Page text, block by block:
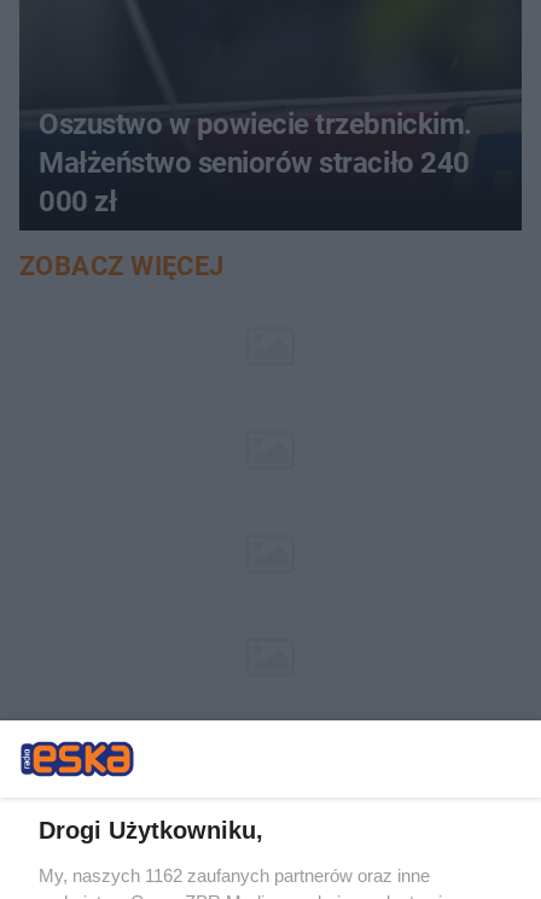
Oszustwo w powiecie trzebnickim.
Małżeństwo seniorów straciło 240
000 zł
ZOBACZ WIĘCEJ
Drogi Użytkowniku,
My, naszych 1162 zaufanych partnerów oraz inne